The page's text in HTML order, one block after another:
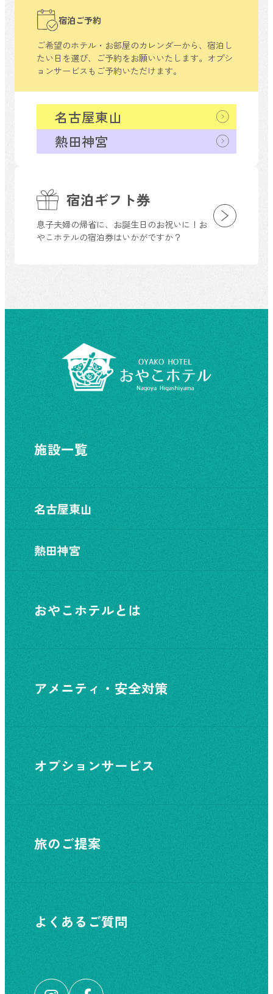
宿泊ギフト券
息子夫婦の帰省に、お誕生日のお祝いに！お
やこホテルの宿泊券はいかがですか？
宿泊ご予約
ご希望のホテル・お部屋のカレンダーから、 宿泊し
たい日を選び、ご予約をお願いいたします。 オプシ
ョンサービスもご予約いただけます。
熱田神宮
名古屋東山
施設一覧
名古屋東山
熱田神宮
おやこホテルとは
アメニティ・安全対策
オプションサービス
旅のご提案
よくあるご質問